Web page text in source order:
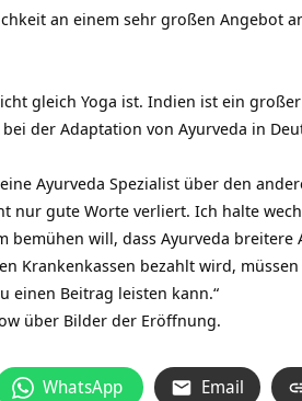
an einem sehr großen Angebot
gleich Yoga ist. Indien ist ein
der Adaptation von Ayurveda in
Ayurveda Spezialist über den
gute Worte verliert. Ich halte
will, dass Ayurveda
Krankenkassen bezahlt wird,
einen Beitrag leisten kann.“
über Bilder der Eröffnung.
WhatsApp Email